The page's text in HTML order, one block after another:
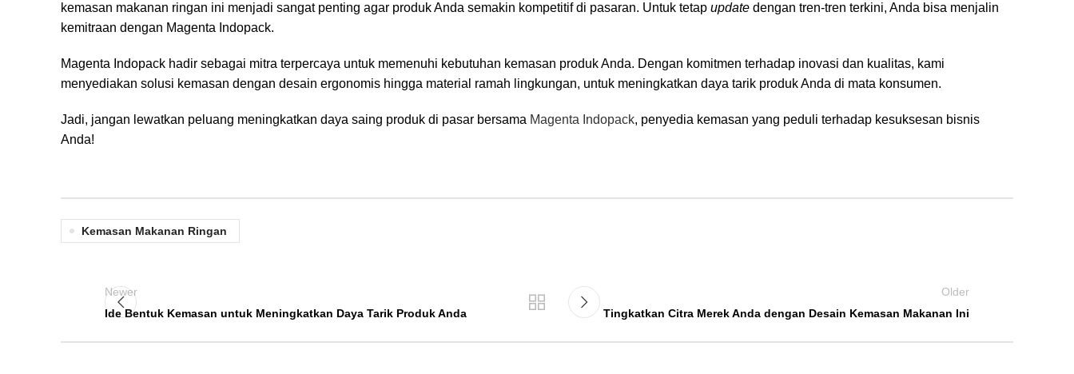
kemasan makanan ringan ini menjadi sangat penting agar produk Anda semakin kompetitif di pasaran. Untuk tetap update dengan tren-tren terkini, Anda bisa menjalin
kemitraan dengan Magenta Indopack.
Magenta Indopack hadir sebagai mitra terpercaya untuk memenuhi kebutuhan kemasan produk Anda. Dengan komitmen terhadap inovasi dan kualitas, kami
menyediakan solusi kemasan dengan desain ergonomis hingga material ramah lingkungan, untuk meningkatkan daya tarik produk Anda di mata konsumen.
Jadi, jangan lewatkan peluang meningkatkan daya saing produk di pasar bersama Magenta Indopack, penyedia kemasan yang peduli terhadap kesuksesan bisnis
Anda!
Kemasan Makanan Ringan
Newer
Ide Bentuk Kemasan untuk Meningkatkan Daya Tarik Produk Anda
Older
Tingkatkan Citra Merek Anda dengan Desain Kemasan Makanan Ini